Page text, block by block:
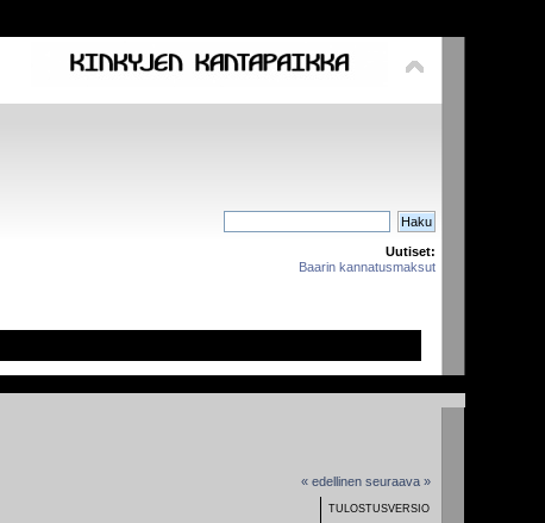
Uutiset:
Baarin kannatusmaksut
« edellinen seuraava »
TULOSTUSVERSIO